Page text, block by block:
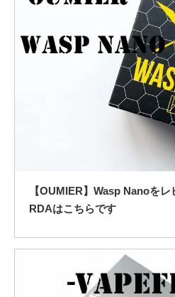
【OUMIER】Wasp Nanoを
RDAはこちらです